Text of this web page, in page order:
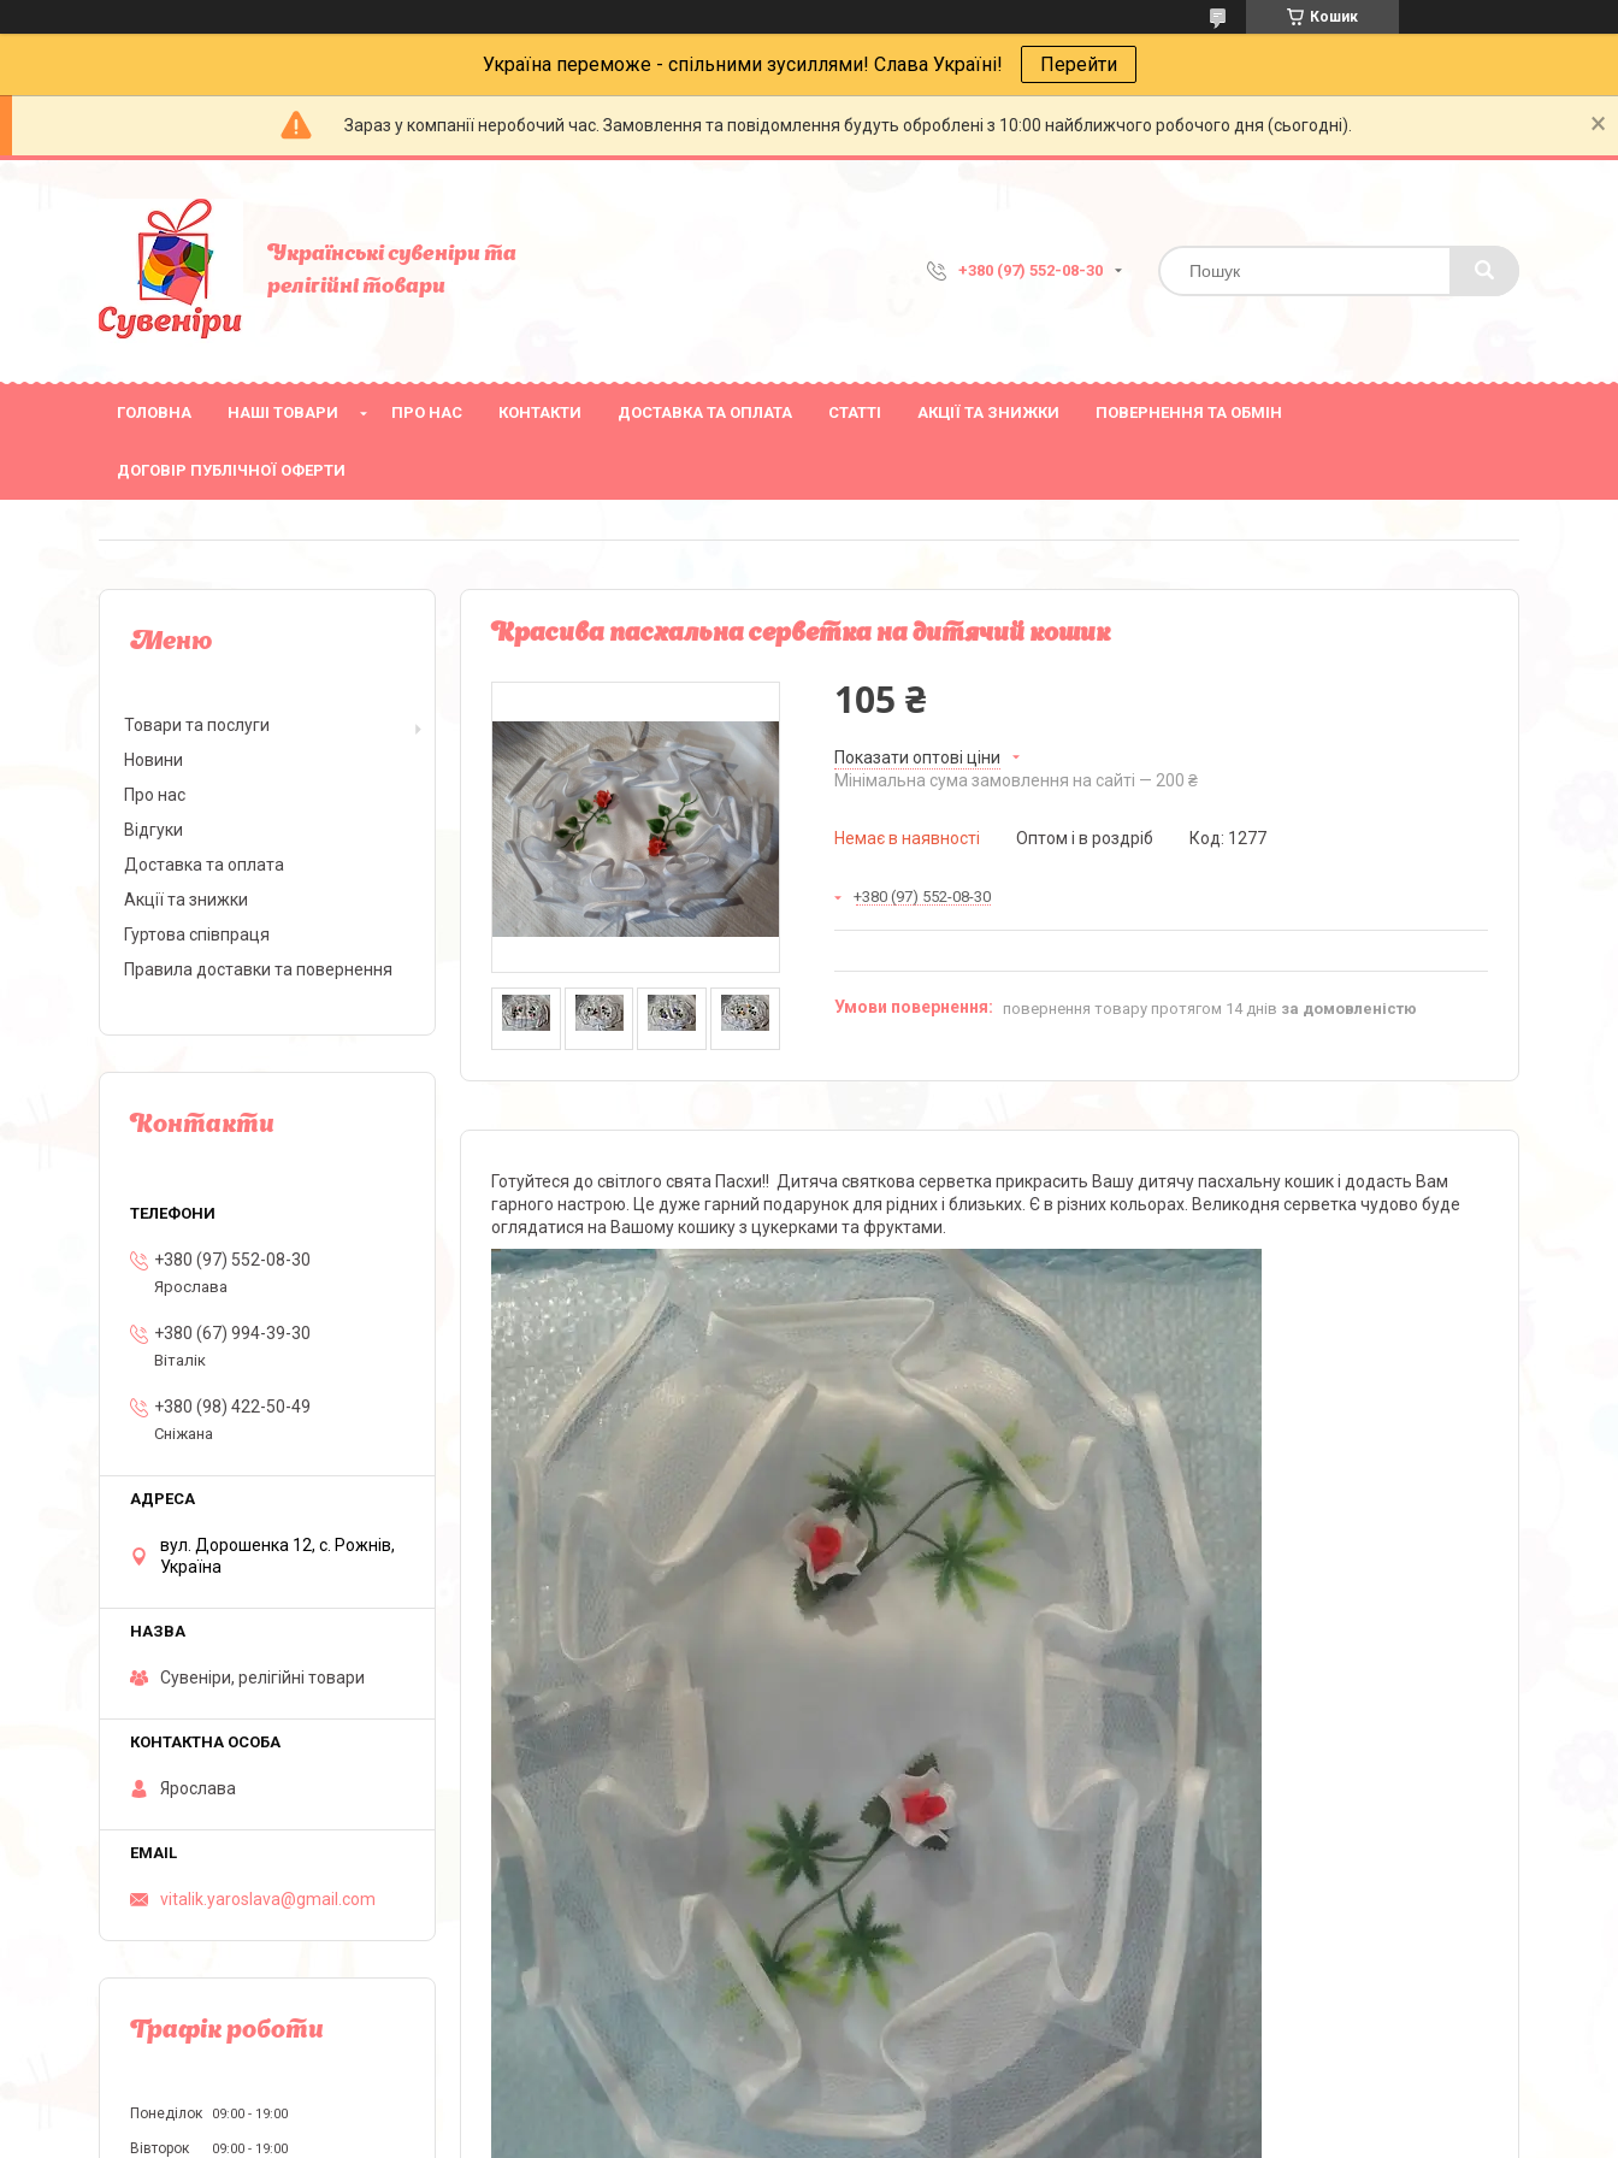
Кошик
Україна переможе - спільними зусиллями! Слава Україні! Перейти
Зараз у компанії неробочий час. Замовлення та повідомлення будуть оброблені з 10:00 найближчого робочого дня (сьогодні).
Українські сувеніри та
релігійнi товари
+380 (97) 552-08-30
ГОЛОВНА НАШІ ТОВАРИ ПРО НАС КОНТАКТИ ДОСТАВКА ТА ОПЛАТА СТАТТІ АКЦІЇ ТА ЗНИЖКИ ПОВЕРНЕННЯ ТА ОБМІН
ДОГОВІР ПУБЛІЧНОЇ ОФЕРТИ
Красива пасхальна серветка на дитячий кошик
105 ₴
Показати оптові ціни
Мінімальна сума замовлення на сайті — 200 ₴
Немає в наявності Оптом і в роздріб Код: 1277
+380 (97) 552-08-30
повернення товару протягом 14 днів за домовленістю
Готуйтеся до світлого свята Пасхи!! Дитяча святкова серветка прикрасить Вашу дитячу пасхальну кошик і додасть Вам
гарного настрою. Це дуже гарний подарунок для рідних і близьких. Є в різних кольорах. Великодня серветка чудово буде
оглядатися на Вашому кошику з цукерками та фруктами.
Товари та послуги
Новини
Про нас
Відгуки
Доставка та оплата
Акції та знижки
Гуртова співпраця
Правила доставки та повернення
Контакти
+380 (97) 552-08-30
Ярослава
+380 (67) 994-39-30
Віталік
+380 (98) 422-50-49
Сніжана
вул. Дорошенка 12, с. Рожнів,
Україна
Сувеніри, релігійні товари
Ярослава
vitalik.yaroslava@gmail.com
Графік роботи
Понеділок 09:00 19:00
Вівторок 09:00 19:00